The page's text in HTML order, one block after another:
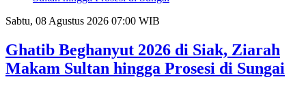
Sabtu, 08 Agustus 2026 07:00 WIB
Ghatib Beghanyut 2026 di Siak, Ziarah
Makam Sultan hingga Prosesi di Sungai